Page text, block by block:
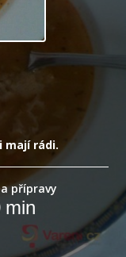
mají rádi.
přípravy
min